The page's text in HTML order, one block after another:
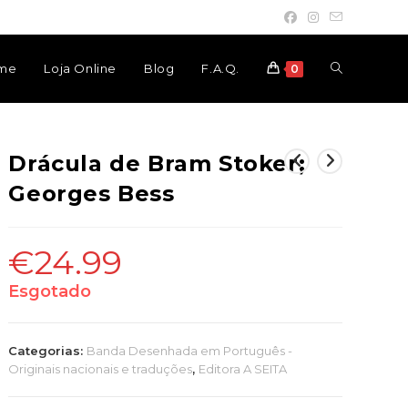
Loja Online Blog F.A.Q. 0 Toggle
Drácula de Bram Stoker;
Georges Bess
€24.99
Esgotado
Categorias: Banda Desenhada em Português -
Originais nacionais e traduções, Editora A SEITA